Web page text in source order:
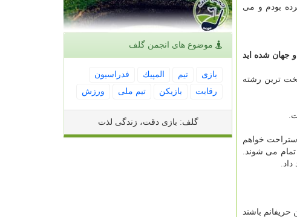
بودم و می
است. شما در 21 سالگی قهرمان المپیک و جهان شده اید
ترین رشته
خواهم
می شوند.
آینده همین حریفانم باشند
موضوع های انجمن گلف
بازی تیم المپیك
فدراسیون
رقابت
بازیكن تیم ملی ورزش
گلف: بازی دقت، زندگی لذت